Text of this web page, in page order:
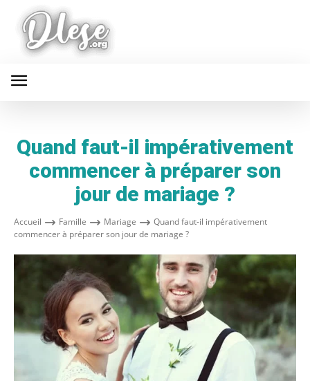
Quand faut-il impérativement
commencer à préparer son
jour de mariage ?
Accueil Famille Mariage
Quand faut-il impérativement
commencer à préparer son jour de mariage ?